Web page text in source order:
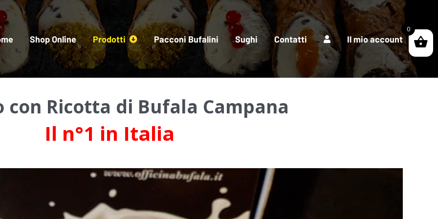
Shop Online Prodotti Pacconi Bufalini Sughi Contatti Il mio account
con Ricotta di Bufala Campana
Il n°1 in Italia
0